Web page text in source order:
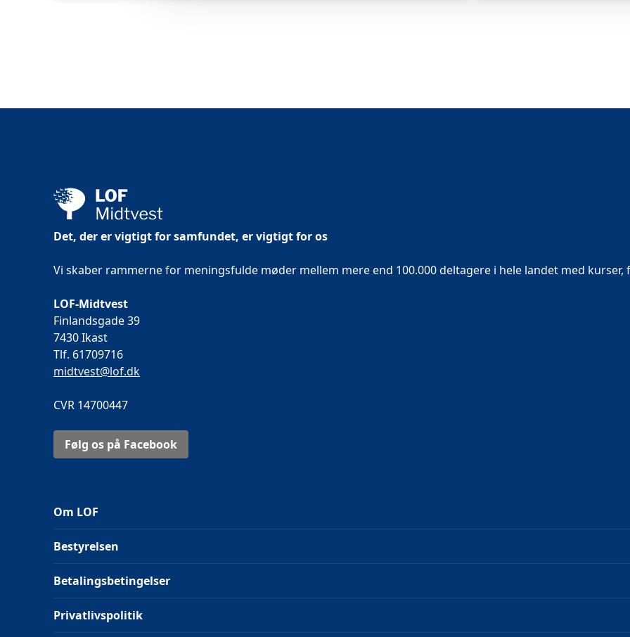
Maja
Det, der er vigtigt for samfundet, er vigtigt for os
Vi skaber rammerne for meningsfulde møder mellem mere end 100.000 deltagere i hele landet med kurser,
LOF-Midtvest
Finlandsgade 39
7430 Ikast
Tlf. 61709716
midtvest@lof.dk
CVR 14700447
Følg os på Facebook
Om LOF
Bestyrelsen
Betalingsbetingelser
Privatlivspolitik